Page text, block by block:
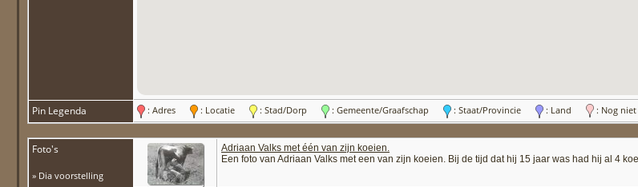
Pin Legenda : Adres : Locatie : Stad/Dorp : Gemeente/Graafschap : Staat/Provincie : Land : Nog
Foto's
» Dia voorstelling
Adriaan Valks met één van zijn koeien.
Een foto van Adriaan Valks met een van zijn koeien. Bij de tijd dat hij 15 jaar was had hij al 4